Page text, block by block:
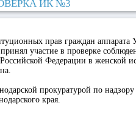
ИК №3
прав граждан
участие в проверке
Российской Федерации в женской
прокуратурой по
края.